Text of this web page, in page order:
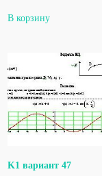
В корзину
K1 вариант 47